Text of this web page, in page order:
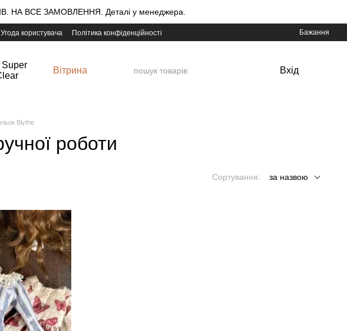
НА ВСЕ ЗАМОВЛЕННЯ. Деталі у менеджера.
Угода користувача Політика конфіденційності Бажання
Super
Вітрина Вхід
Blythe
роботи
Сортування: за назвою